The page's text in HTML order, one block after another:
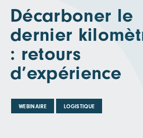
Décarboner le
dernier
: retours
d’expérience
WEBINAIRE LOGISTIQUE